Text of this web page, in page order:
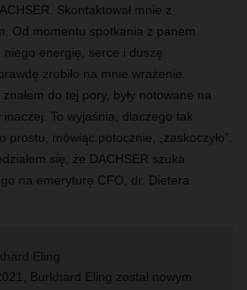
. Skontaktował mnie z
Od momentu spotkania z panem
niego energię, serce i duszę
zrobiło na mnie wrażenie.
do tej pory, były notowane na
inaczej. To wyjaśnia, dlaczego tak
prostu, mówiąc potocznie, „zaskoczyło”.
się, że DACHSER szuka
na emeryturę CFO, dr. Dietera
Eling
Burkhard Eling został nowym